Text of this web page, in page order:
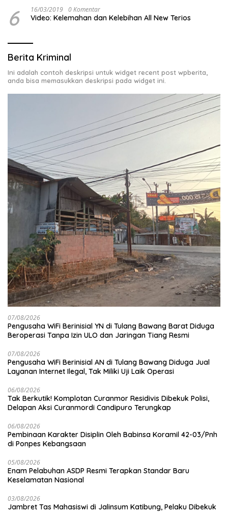
6 16/03/2019 0 Komentar
Video: Kelemahan dan Kelebihan All New Terios
Berita Kriminal
Ini adalah contoh deskripsi untuk widget recent post wpberita,
anda bisa memasukkan deskripsi pada widget ini.
07/08/2026
Pengusaha WiFi Berinisial YN di Tulang Bawang Barat Diduga
Beroperasi Tanpa Izin ULO dan Jaringan Tiang Resmi
07/08/2026
Pengusaha WiFi Berinisial AN di Tulang Bawang Diduga Jual
Layanan Internet Ilegal, Tak Miliki Uji Laik Operasi
06/08/2026
Tak Berkutik! Komplotan Curanmor Residivis Dibekuk Polisi,
Delapan Aksi Curanmordi Candipuro Terungkap
06/08/2026
Pembinaan Karakter Disiplin Oleh Babinsa Koramil 42-03/Pnh
di Ponpes Kebangsaan
05/08/2026
Enam Pelabuhan ASDP Resmi Terapkan Standar Baru
Keselamatan Nasional
03/08/2026
Jambret Tas Mahasiswi di Jalinsum Katibung, Pelaku Dibekuk